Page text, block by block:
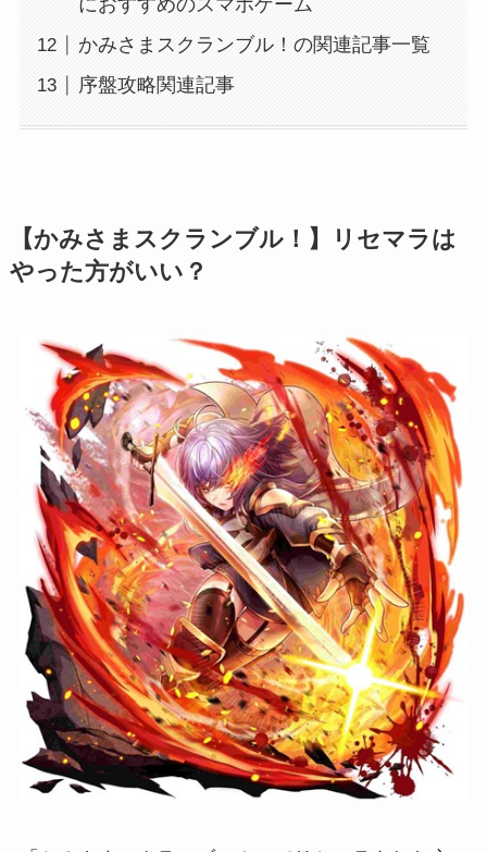
におすすめのスマホゲーム
かみさまスクランブル！の関連記事一覧
序盤攻略関連記事
【かみさまスクランブル！】リセマラは
やった方がいい？